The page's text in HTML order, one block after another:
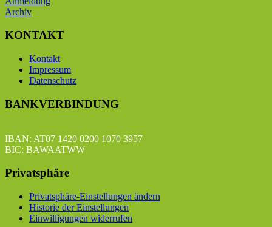
Archiv
KONTAKT
Kontakt
Impressum
Datenschutz
BANKVERBINDUNG
IBAN: AT07 1420 0200 1070 3957
BIC: BAWAATWW
Privatsphäre
Privatsphäre-Einstellungen ändern
Historie der Einstellungen
Einwilligungen widerrufen